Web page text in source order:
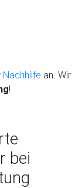
Nachhilfe an. Wir
!
bei